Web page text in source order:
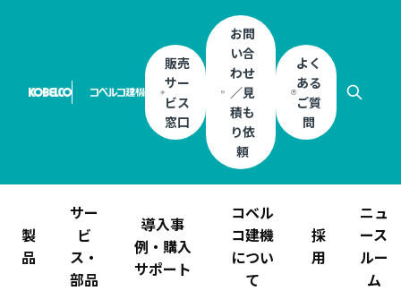
販売
サー
ビス
窓口
お問
い合
わせ
／見
積も
り依
頼
よく
ある
ご質
問
製
品
サー
ビ
ス・
部品
導入事
例・購入
サポート
コベル
コ建機
につい
て
採
用
ニュ
ース
ルー
ム